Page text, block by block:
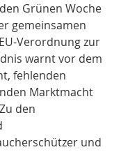
Grünen Woche
gemeinsamen
Verordnung zur
warnt vor dem
fehlenden
Marktmacht
den
und